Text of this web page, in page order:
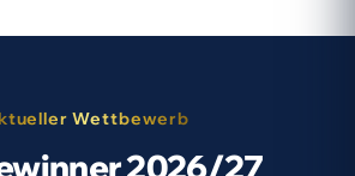
Wettbewerb
2026/27